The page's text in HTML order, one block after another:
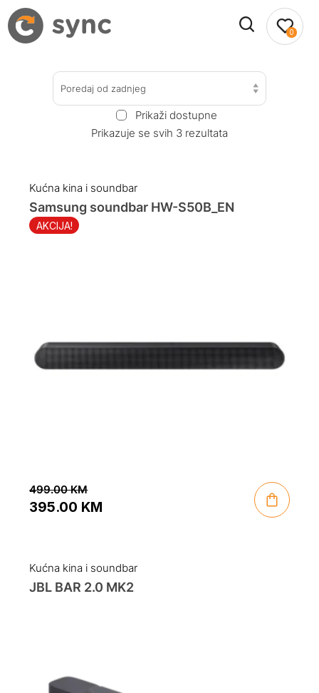
0
Poredaj od zadnjeg
Prikaži dostupne
Prikazuje se svih 3 rezultata
Kućna kina i soundbar
AKCIJA!
Samsung soundbar HW-S50B_EN
499.00KM
was:
499.00 KM.
395.00 KM
is:
395.00 KM.
Kućna kina i soundbar
JBL BAR 2.0 MK2